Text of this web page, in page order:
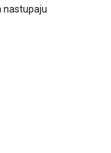
nastupaju